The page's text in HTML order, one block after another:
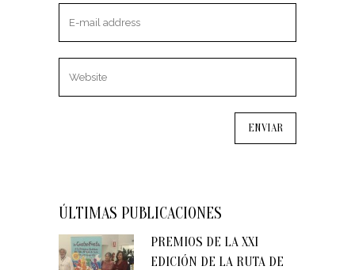
ÚLTIMAS PUBLICACIONES
PREMIOS DE LA XXI
EDICIÓN DE LA RUTA DE